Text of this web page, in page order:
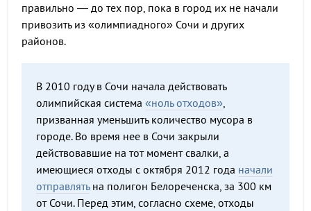
правильно — до тех пор, пока в город их не начали
привозить из «олимпиадного» Сочи и других
районов.
В 2010 году в Сочи начала действовать
олимпийская система «ноль отходов»,
призванная уменьшить количество мусора в
городе. Во время нее в Сочи закрыли
действовавшие на тот момент свалки, а
имеющиеся отходы с октября 2012 года начали
отправлятьна полигон Белореченска, за 300 км
от Сочи. Перед этим, согласно схеме, отходы